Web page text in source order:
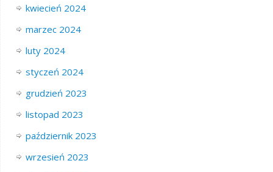
kwiecień 2024
marzec 2024
luty 2024
styczeń 2024
grudzień 2023
listopad 2023
październik 2023
wrzesień 2023